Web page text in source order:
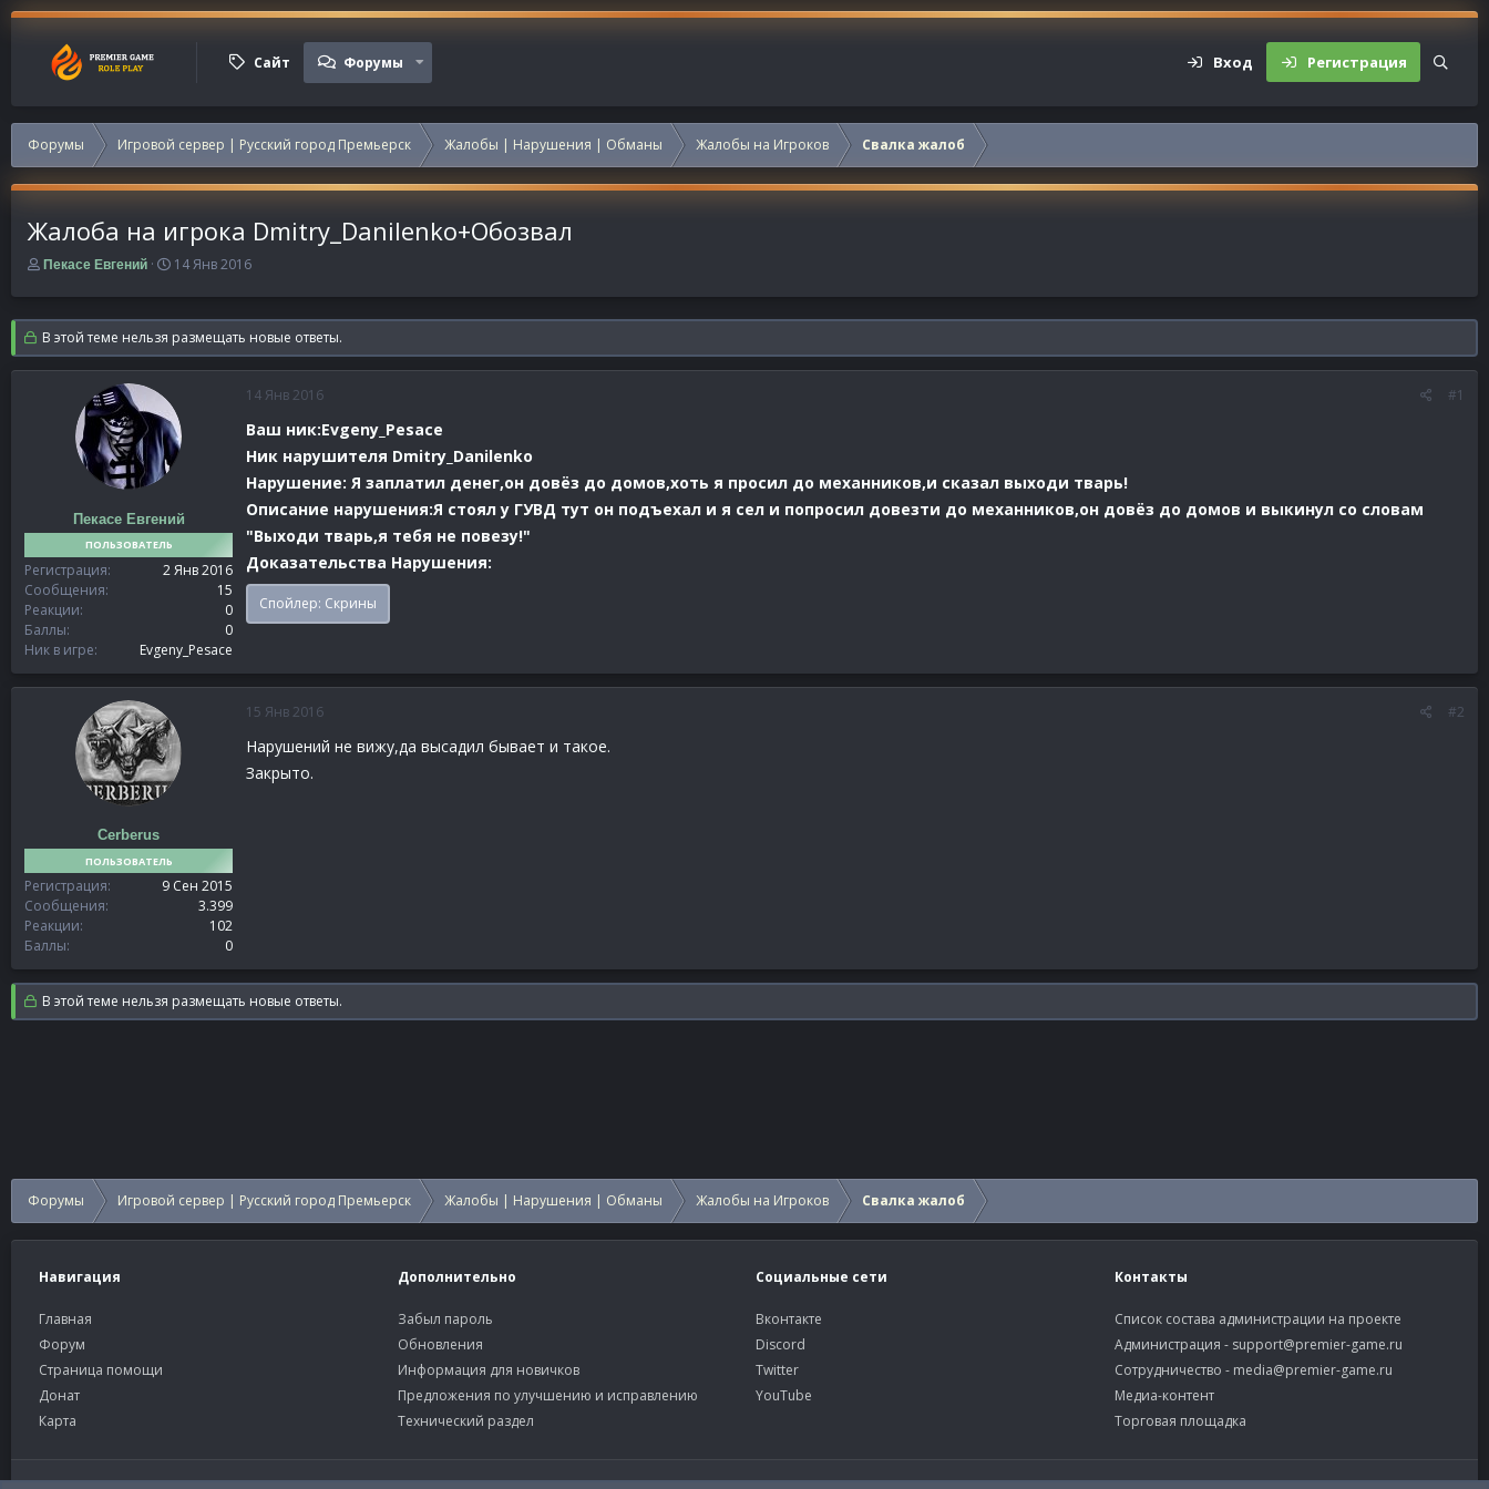
Сайт Форумы Вход Регистрация
Форумы Игровой сервер | Русский город Премьерск Жалобы | Нарушения | Обманы Жалобы на Игроков Свалка жалоб
Жалоба на игрока Dmitry_Danilenko+Обозвал
А
т
о
р
т
Пекасе Евгений
Д
т
а
н
а
л
а
14 Янв 2016
В этой теме нельзя размещать новые ответы.
Пекасе Евгений
ПОЛЬЗОВАТЕЛЬ
Регистрация
2 Янв 2016
Сообщения
15
Реакции
0
Баллы
0
Ник в игре
Evgeny_Pesace
14 Янв 2016 #1
Ваш ник:Evgeny_Pesace
Ник нарушителя Dmitry_Danilenko
Нарушение: Я заплатил денег,он довёз до домов,хоть я просил до механников,и сказал выходи тварь!
Описание нарушения:Я стоял у ГУВД тут он подъехал и я сел и попросил довезти до механников,он довёз до домов и выкинул со словам
"Выходи тварь,я тебя не повезу!"
Доказательства Нарушения:
Спойлер: Скрины
Cerberus
ПОЛЬЗОВАТЕЛЬ
Регистрация
9 Сен 2015
Сообщения
3.399
Реакции
102
Баллы
0
15 Янв 2016 #2
Нарушений не вижу,да высадил бывает и такое.
Закрыто.
В этой теме нельзя размещать новые ответы.
Форумы Игровой сервер | Русский город Премьерск Жалобы | Нарушения | Обманы Жалобы на Игроков Свалка жалоб
Навигация
Главная
Форум
Страница помощи
Донат
Карта
Дополнительно
Забыл пароль
Обновления
Информация для новичков
Предложения по улучшению и исправлению
Технический раздел
Социальные сети
Вконтакте
Discord
Twitter
YouTube
Контакты
Список состава администрации на проекте
Администрация - support@premier-game.ru
Сотрудничество - media@premier-game.ru
Медиа-контент
Торговая площадка